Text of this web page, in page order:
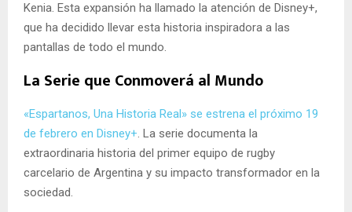
Kenia. Esta expansión ha llamado la atención de Disney+,
que ha decidido llevar esta historia inspiradora a las
pantallas de todo el mundo.
La Serie que Conmoverá al Mundo
«Espartanos, Una Historia Real» se estrena el próximo 19
de febrero en Disney+. La serie documenta la
extraordinaria historia del primer equipo de rugby
carcelario de Argentina y su impacto transformador en la
sociedad.